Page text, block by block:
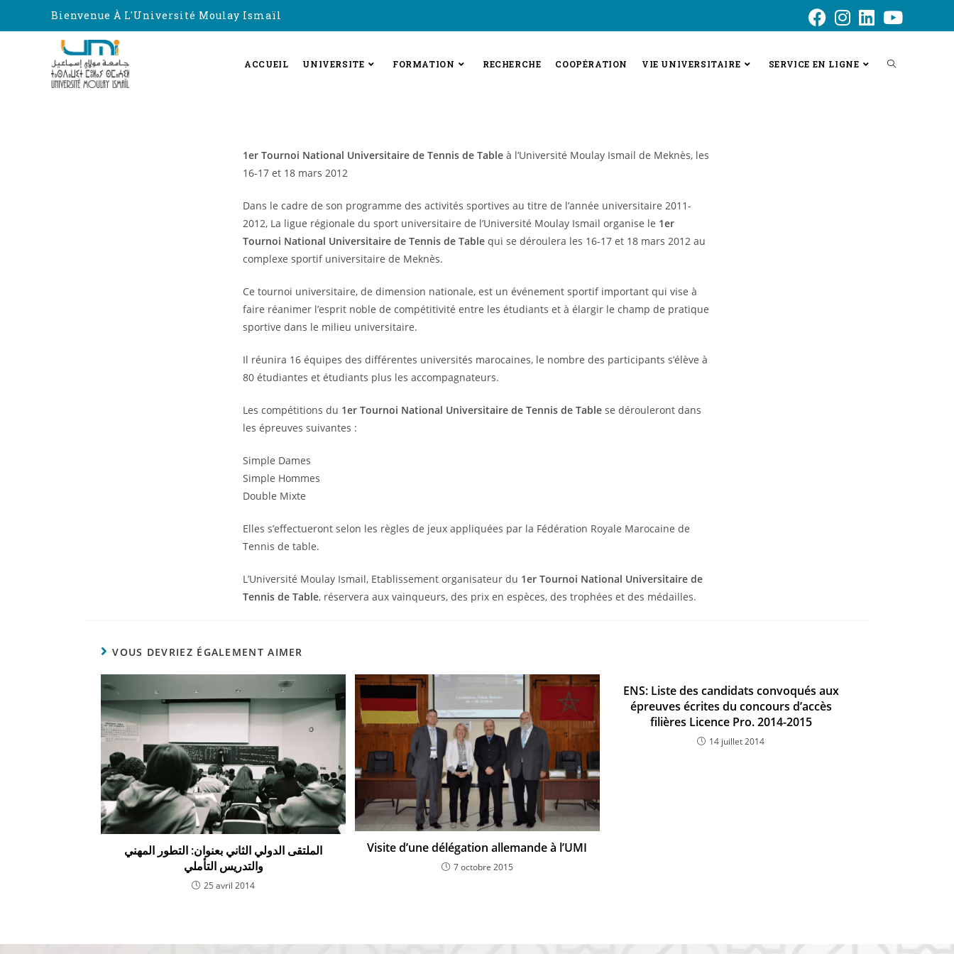
Bienvenue À L'Université Moulay Ismaïl
ACCUEIL UNIVERSITE FORMATION RECHERCHE COOPÉRATION VIE UNIVERSITAIRE SERVICE EN LIGNE
1er Tournoi National Universitaire de Tennis de Table à l’Université Moulay Ismail de Meknès, les
16-17 et 18 mars 2012
Dans le cadre de son programme des activités sportives au titre de l’année universitaire 2011-
2012, La ligue régionale du sport universitaire de l’Université Moulay Ismail organise le 1er
Tournoi National Universitaire de Tennis de Table qui se déroulera les 16-17 et 18 mars 2012 au
complexe sportif universitaire de Meknès.
Ce tournoi universitaire, de dimension nationale, est un événement sportif important qui vise à
faire réanimer l’esprit noble de compétitivité entre les étudiants et à élargir le champ de pratique
sportive dans le milieu universitaire.
Il réunira 16 équipes des différentes universités marocaines, le nombre des participants s’élève à
80 étudiantes et étudiants plus les accompagnateurs.
Les compétitions du 1er Tournoi National Universitaire de Tennis de Table se dérouleront dans
les épreuves suivantes :
Simple Dames
Simple Hommes
Double Mixte
Elles s’effectueront selon les règles de jeux appliquées par la Fédération Royale Marocaine de
Tennis de table.
L’Université Moulay Ismail, Etablissement organisateur du 1er Tournoi National Universitaire de
Tennis de Table, réservera aux vainqueurs, des prix en espèces, des trophées et des médailles.
VOUS DEVRIEZ ÉGALEMENT AIMER
الملتقى الدولي الثاني بعنوان: التطور المهني
والتدريس التأملي
25 avril 2014
Visite d’une délégation allemande à l’UMI
7 octobre 2015
ENS: Liste des candidats convoqués aux
épreuves écrites du concours d’accès
filières Licence Pro. 2014-2015
14 juillet 2014